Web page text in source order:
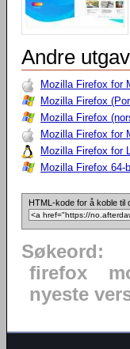
Andre
Mozilla Firefox for
Mozilla Firefox
Mozilla Firefox
Mozilla Firefox for
Mozilla Firefox for
Mozilla Firefox 64-
HTML-kode for å koble til
Søkeord:
firefox
nyeste